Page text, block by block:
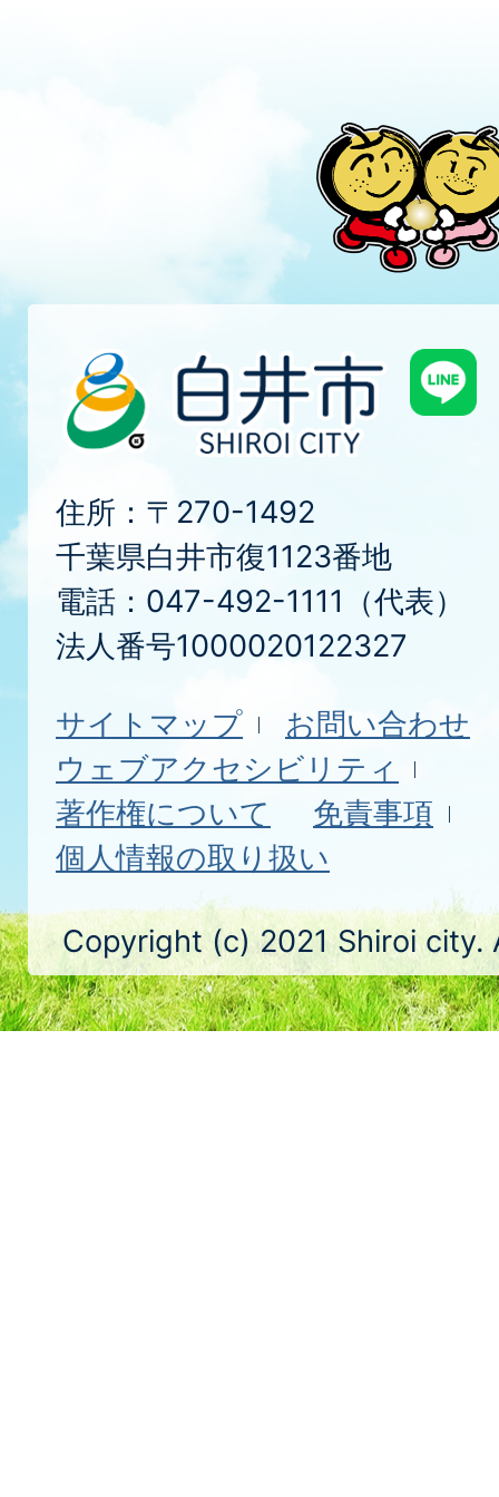
住所：〒270-1492
千葉県白井市復1123番地
電話：047-492-1111（代表）
法人番号1000020122327
サイトマップ
お問い合わせ
ウェブアクセシビリティ
著作権について
免責事項
個人情報の取り扱い
Copyright (c) 2021 Shiroi city.